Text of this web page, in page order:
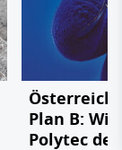
Plan B:
Polytec